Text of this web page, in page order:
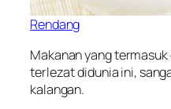
Rendang
Makanan yang
terlezat didunia ini,
kalangan.